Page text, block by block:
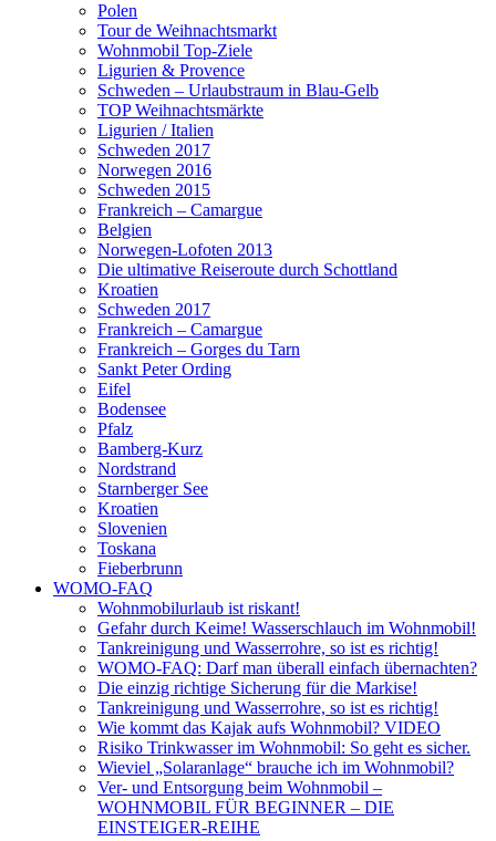
Polen
Tour de Weihnachtsmarkt
Wohnmobil Top-Ziele
Ligurien & Provence
Schweden – Urlaubstraum in Blau-Gelb
TOP Weihnachtsmärkte
Ligurien / Italien
Schweden 2017
Norwegen 2016
Schweden 2015
Frankreich – Camargue
Belgien
Norwegen-Lofoten 2013
Die ultimative Reiseroute durch Schottland
Kroatien
Schweden 2017
Frankreich – Camargue
Frankreich – Gorges du Tarn
Sankt Peter Ording
Eifel
Bodensee
Pfalz
Bamberg-Kurz
Nordstrand
Starnberger See
Kroatien
Slovenien
Toskana
Fieberbrunn
WOMO-FAQ
Wohnmobilurlaub ist riskant!
Gefahr durch Keime! Wasserschlauch im Wohnmobil!
Tankreinigung und Wasserrohre, so ist es richtig!
WOMO-FAQ: Darf man überall einfach übernachten?
Die einzig richtige Sicherung für die Markise!
Tankreinigung und Wasserrohre, so ist es richtig!
Wie kommt das Kajak aufs Wohnmobil? VIDEO
Risiko Trinkwasser im Wohnmobil: So geht es sicher.
Wieviel „Solaranlage“ brauche ich im Wohnmobil?
Ver- und Entsorgung beim Wohnmobil –
WOHNMOBIL FÜR BEGINNER – DIE
EINSTEIGER-REIHE